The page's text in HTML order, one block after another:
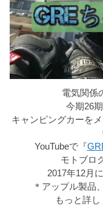
電気関係
今期26
キャンピングカーを
YouTubeで『
モトブロ
2017年12月
＊アップル製品
もっと詳